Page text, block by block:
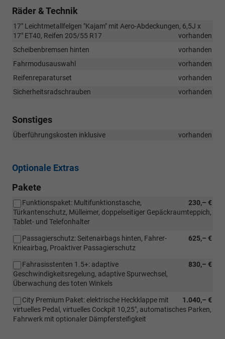
Räder & Technik
17" Leichtmetallfelgen "Kajam" mit Aero-Abdeckungen, 6,5J x
17" ET40, Reifen 205/55 R17
vorhanden
Scheibenbremsen hinten
vorhanden
Fahrmodusauswahl
vorhanden
Reifenreparaturset
vorhanden
Sicherheitsradschrauben
vorhanden
Sonstiges
Überführungskosten inklusive vorhanden
Optionale Extras
Pakete
230,– €
Funktionspaket: Multifunktionstasche,
Türkantenschutz, Mülleimer, doppelseitiger Gepäckraumteppich,
Tablet- und Telefonhalter
625,– €
Passagierschutz: Seitenairbags hinten, Fahrer-
Knieairbag, Proaktiver Passagierschutz
830,– €
Fahrasisstenten 1.5+: adaptive
Geschwindigkeitsregelung, adaptive Spurwechsel,
Überwachung des toten Winkels
1.040,– €
City Premium Paket: elektrische Heckklappe mit
virtuelles Pedal, virtuelles Cockpit 10,25", automatisches Parken,
Fahrwerk mit optionaler Dämpfersteifigkeit